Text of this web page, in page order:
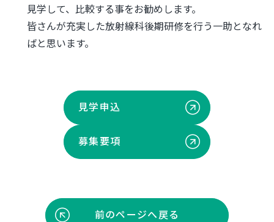
見学して、比較する事をお勧めします。
皆さんが充実した放射線科後期研修を行う一助となれ
ばと思います。
見学申込
募集要項
前のページへ戻る